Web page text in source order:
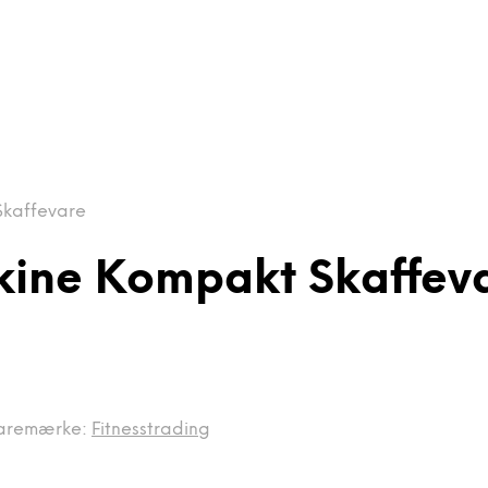
Kompakt
Fitnesstrading